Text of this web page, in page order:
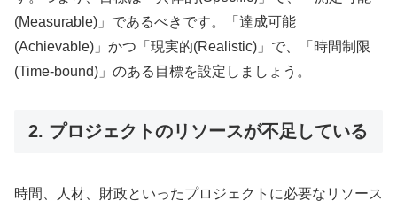
(Measurable)」であるべきです。「達成可能
(Achievable)」かつ「現実的(Realistic)」で、「時間制限
(Time-bound)」のある目標を設定しましょう。
2. プロジェクトのリソースが不足している
時間、人材、財政といったプロジェクトに必要なリソース